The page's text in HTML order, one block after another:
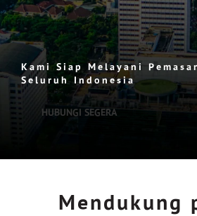
Kami Siap Melayani
Seluruh Indonesia
HUBUNGI SEGERA
Mendukung